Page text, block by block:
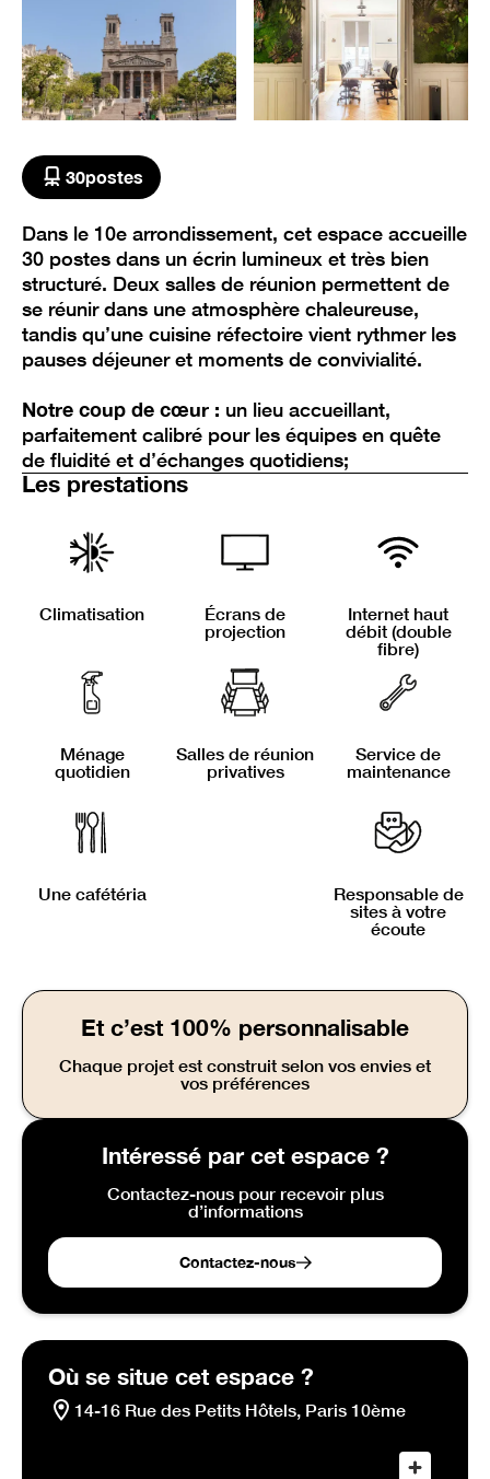
30postes
Dans le 10e arrondissement, cet espace accueille
30 postes dans un écrin lumineux et très bien
structuré. Deux salles de réunion permettent de
se réunir dans une atmosphère chaleureuse,
tandis qu’une cuisine réfectoire vient rythmer les
pauses déjeuner et moments de convivialité.
Notre coup de cœur : un lieu accueillant,
parfaitement calibré pour les équipes en quête
de fluidité et d’échanges quotidiens;
Les prestations
Climatisation
Écrans de
projection
Internet haut
débit (double
fibre)
Ménage
quotidien
Salles de réunion
privatives
Service de
maintenance
Une cafétéria
Responsable de
sites à votre
écoute
Et c’est 100% personnalisable
Chaque projet est construit selon vos envies et
vos préférences
Intéressé par cet espace ?
Contactez-nous pour recevoir plus
d’informations
Contactez-nous
Où se situe cet espace ?
14-16 Rue des Petits Hôtels, Paris 10ème